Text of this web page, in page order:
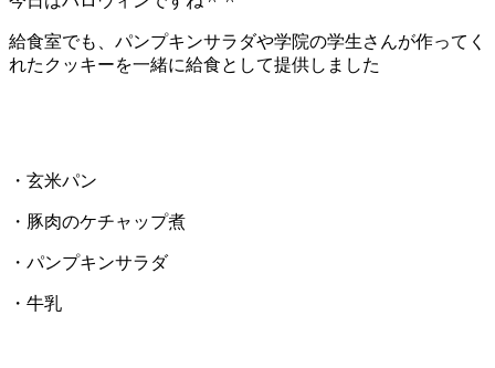
給食室でも、パンプキンサラダや学院の学生さんが作ってく
れたクッキーを一緒に給食として提供しました
・玄米パン
・豚肉のケチャップ煮
・パンプキンサラダ
・牛乳